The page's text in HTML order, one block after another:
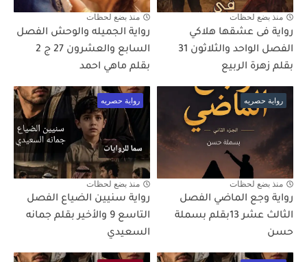
منذ بضع لحظات
رواية فى عشقها هلاكي
الفصل الواحد والثلاثون 31
بقلم زهرة الربيع
منذ بضع لحظات
رواية الجميله والوحش الفصل
السابع والعشرون 27 ج 2
بقلم ماهي احمد
رواية حصريه
منذ بضع لحظات
رواية وجع الماضي الفصل
الثالث عشر 13بقلم بسملة
حسن
رواية حصريه
منذ بضع لحظات
رواية سنيين الضياع الفصل
التاسع 9 والأخير بقلم جمانه
السعيدي